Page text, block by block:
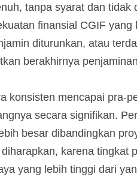
tanpa syarat dan tidak
finansial CGIF
diturunkan, atau
berakhirnya
konsisten mencapai pra-
secara signifikan.
besar dibandingkan
karena tingkat
yang lebih tinggi dari